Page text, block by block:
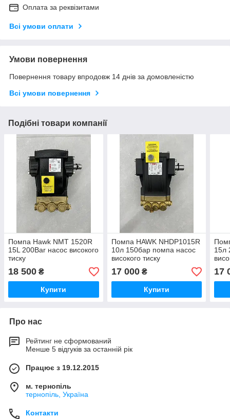
Оплата за реквізитами
Всі умови оплати
Умови повернення
Повернення товару впродовж 14 днів за домовленістю
Всі умови повернення
Подібні товари компанії
Помпа Hawk NMT 1520R
15L 200Bar насос високого
тиску
18 500 ₴
Купити
Помпа HAWK NHDP1015R
10л 150бар помпа насос
високого тиску
17 000₴
Купити
15л
17
Про нас
Рейтинг не сформований
Менше 5 відгуків за останній рік
Працює з 19.12.2015
м. тернопіль
тернопіль, Україна
Контакти